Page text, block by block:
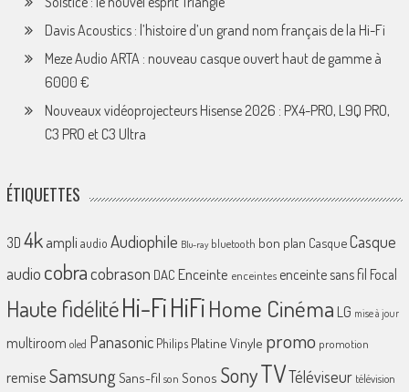
Davis Acoustics : l’histoire d’un grand nom français de la Hi-Fi
Meze Audio ARTA : nouveau casque ouvert haut de gamme à
6000 €
Nouveaux vidéoprojecteurs Hisense 2026 : PX4-PRO, L9Q PRO,
C3 PRO et C3 Ultra
ÉTIQUETTES
3D 4k ampliaudio Audiophile Blu-ray bluetooth bon plan CasqueCasque
audio cobracobrason DAC Enceinte enceintes enceinte sans fil Focal
Haute fidélitéHi-FiHiFiHome Cinéma LG mise à jour
multiroom oled Panasonic Philips Platine Vinyle promo promotion
remiseSamsungSans-fil son Sonos SonyTVTéléviseur télévision